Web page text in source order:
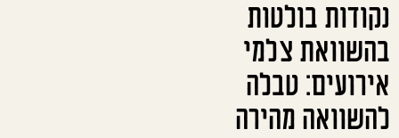
נקודות בולטות
בהשוואת צלמי
אירועים: טבלה
להשוואה מהירה